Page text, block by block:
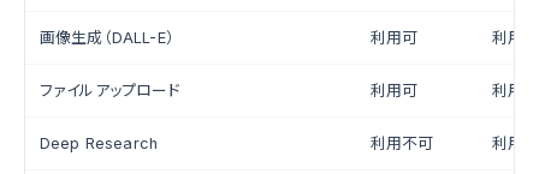
画像生成（DALL-E） 利用可 利用可
ファイルアップロード 利用可 利用可
Deep Research 利用不可 利用可